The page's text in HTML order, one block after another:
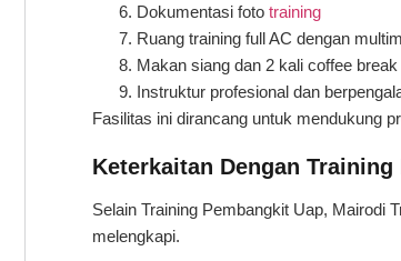
Dokumentasi foto training
Ruang training full AC dengan
Makan siang dan 2 kali coffee
Instruktur profesional dan
Fasilitas ini dirancang untuk mendukung
Keterkaitan Dengan Training
Selain Training Pembangkit Uap, Mairodi
melengkapi.